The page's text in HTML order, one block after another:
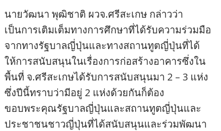
นายวัฒนา พุฒิชาติ ผวจ.ศรีสะเกษ กล่าวว่า
เป็นการเติมเต็มทางการศึกษาที่ได้รับความร่วมมือ
จากทางรัฐบาลญี่ปุ่นและทางสถานทูตญี่ปุ่นที่ได้
ให้การสนับสนุนในเรื่องการก่อสร้างอาคารซึ่งใน
พื้นที่ จ.ศรีสะเกษได้รับการสนับสนุนมา 2 – 3 แห่ง
ซึ่งปีนี้ทราบว่ามีอยู่ 2 แห่งด้วยกันก็ต้อง
ขอบพระคุณรัฐบาลญี่ปุ่นและสถานทูตญี่ปุ่นและ
ประชาชนชาวญี่ปุ่นที่ได้สนับสนุนและร่วมพัฒนา